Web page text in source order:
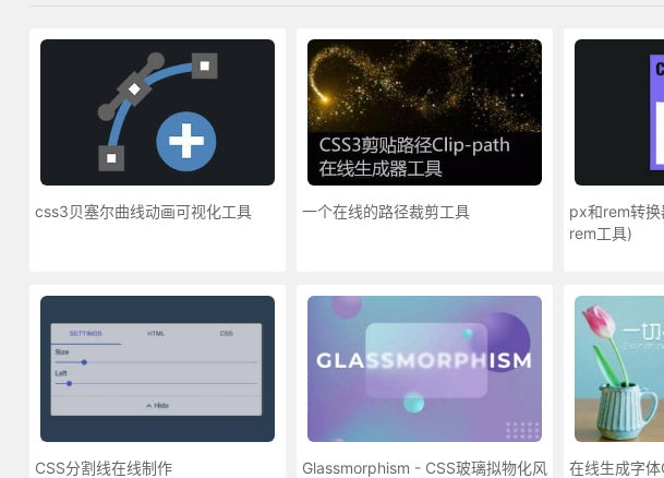
css3贝塞尔曲线动画可视化工具 一个在线的路径裁剪工具
px和rem转
rem工具)
CSS分割线在线制作 Glassmorphism - CSS玻璃拟物化风 在线生成字